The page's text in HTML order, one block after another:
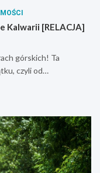
Kalwarii [RELACJA]
górskich! Ta
czyli od…